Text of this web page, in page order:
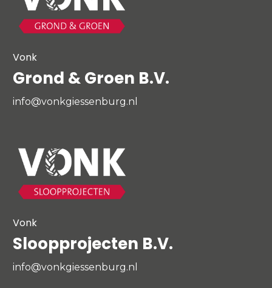
Vonk
Grond & Groen B.V.
info@vonkgiessenburg.nl
Vonk
Sloopprojecten B.V.
info@vonkgiessenburg.nl